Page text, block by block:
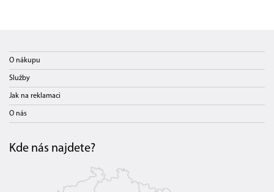
O nákupu
Služby
Jak na reklamaci
O nás
Kde nás najdete?